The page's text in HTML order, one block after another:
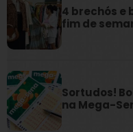
4 brechós e
fim de
Sortudos!
na Mega-